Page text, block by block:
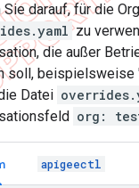
Sie darauf, für die
zu
die außer
soll, beispielsweise
Datei
org:
apigeectl